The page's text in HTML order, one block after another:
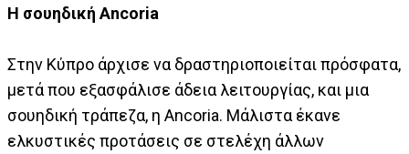
Η σουηδική Ancoria
Στην Κύπρο άρχισε να δραστηριοποιείται πρόσφατα,
μετά που εξασφάλισε άδεια λειτουργίας, και μια
σουηδική τράπεζα, η Ancoria. Μάλιστα έκανε
ελκυστικές προτάσεις σε στελέχη άλλων